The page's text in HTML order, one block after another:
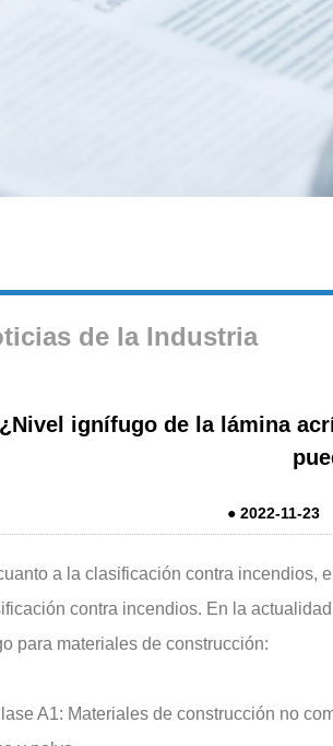
de la Industria
¿Nivel ignífugo de la lámina
● 2022-11-23
a la clasificación contra incendios,
contra incendios. En la
para materiales de construcción:
A1: Materiales de construcción no